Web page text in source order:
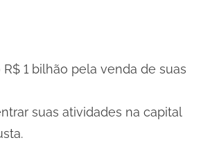
1 bilhão pela venda de suas
suas atividades na capital